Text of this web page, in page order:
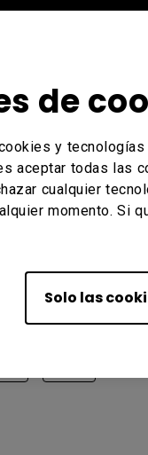
de
y
aceptar todas las
cualquier
momento. Si
Solo las